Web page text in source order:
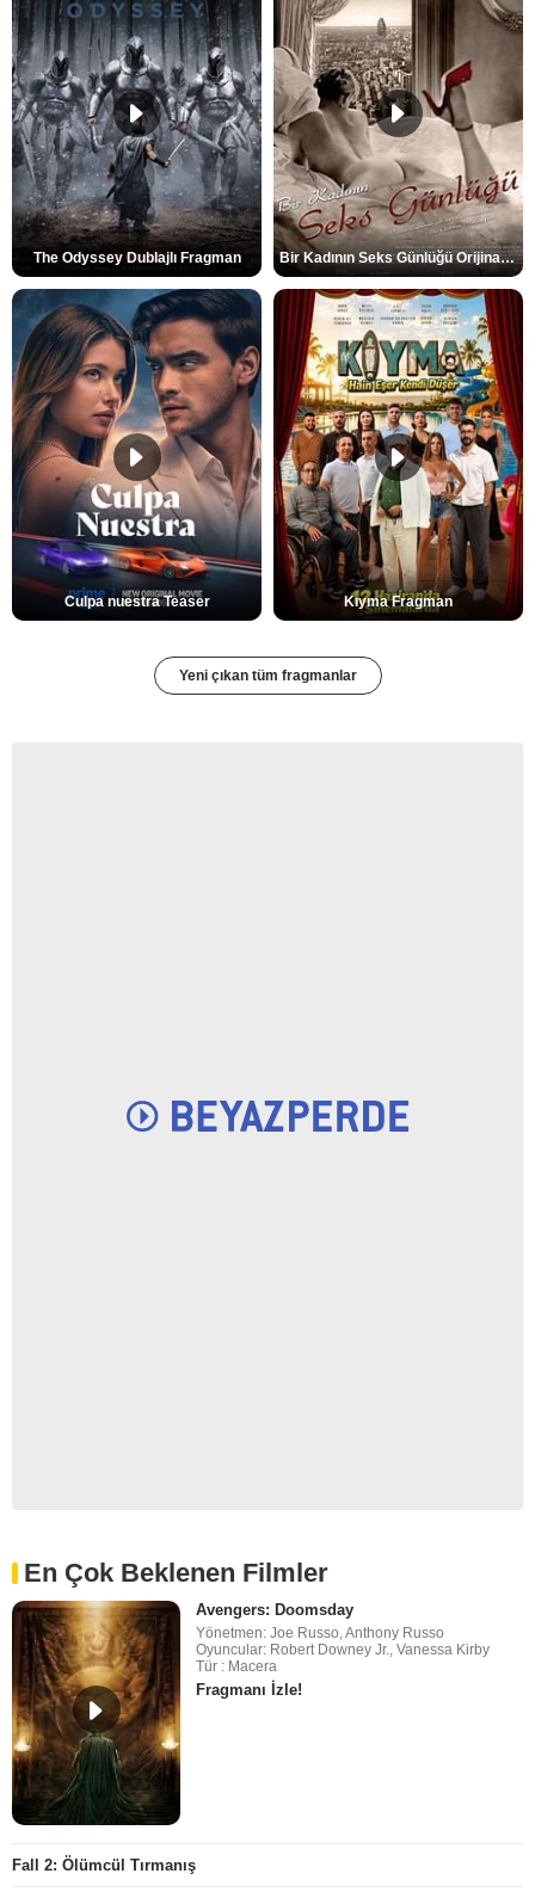
The Odyssey Dublajlı Fragman Bir Kadının Seks Günlüğü Orijinal Fragman
Culpa nuestra Teaser Kıyma Fragman
Yeni çıkan tüm fragmanlar
En Çok Beklenen Filmler
Avengers: Doomsday
Yönetmen: Joe Russo, Anthony Russo
Oyuncular: Robert Downey Jr., Vanessa Kirby
Tür : Macera
Fragmanı İzle!
Fall 2: Ölümcül Tırmanış